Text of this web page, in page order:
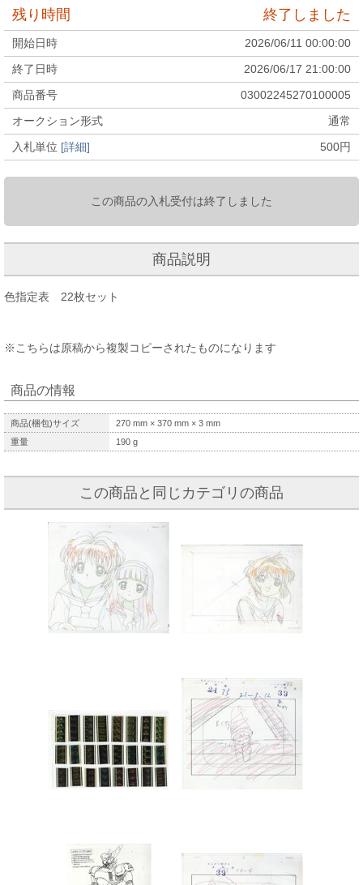
残り時間 終了しました
開始日時
2026/06/11 00:00:00
終了日時
2026/06/17 21:00:00
商品番号
03002245270100005
オークション形式
通常
入札単位 [詳細] 500円
この商品の入札受付は終了しました
商品説明
色指定表 22枚セット
※こちらは原稿から複製コピーされたものになります
商品の情報
商品(梱包)サイズ 270 mm × 370 mm × 3 mm
重量
190 g
この商品と同じカテゴリの商品